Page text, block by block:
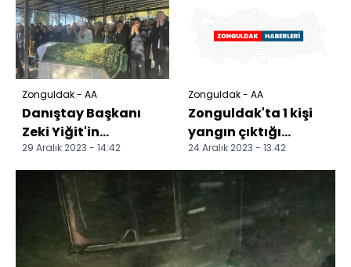
Zonguldak - AA
Danıştay Başkanı
Zeki Yiğit'in
kayınvalidesi son
yolculuğa uğurlandı
29 Aralık 2023 - 14:42
Zonguldak - AA
Zonguldak'ta 1 kişi
yangın çıktığı
belirlenen evinde ölü
bulundu
24 Aralık 2023 - 13:42